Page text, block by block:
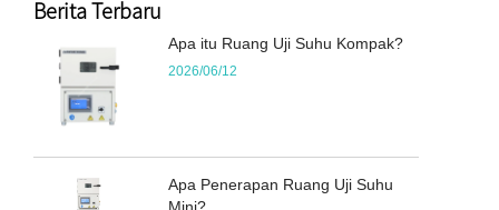
Berita Terbaru
Apa itu Ruang Uji Suhu Kompak?
2026/06/12
Apa Penerapan Ruang Uji Suhu
Mini?